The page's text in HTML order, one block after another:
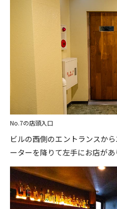
No.7の店頭入口
ビルの西側のエントランスか
ーターを降りて左手にお店があ